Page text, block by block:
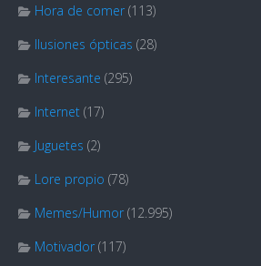
Hora de comer (113)
Ilusiones ópticas (28)
Interesante (295)
Internet (17)
Juguetes (2)
Lore propio (78)
Memes/Humor (12.995)
Motivador (117)